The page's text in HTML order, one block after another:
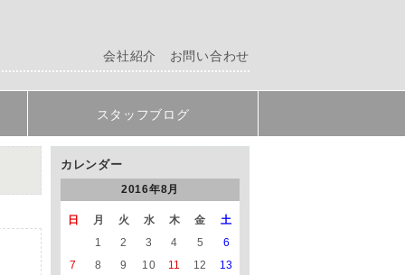
会社紹介 お問い合わせ
スタッフブログ
カレンダー
2016年8月
日 月 火 水 木 金
土
1
2 3 4 5
6
7
8 9 10 11 12
13